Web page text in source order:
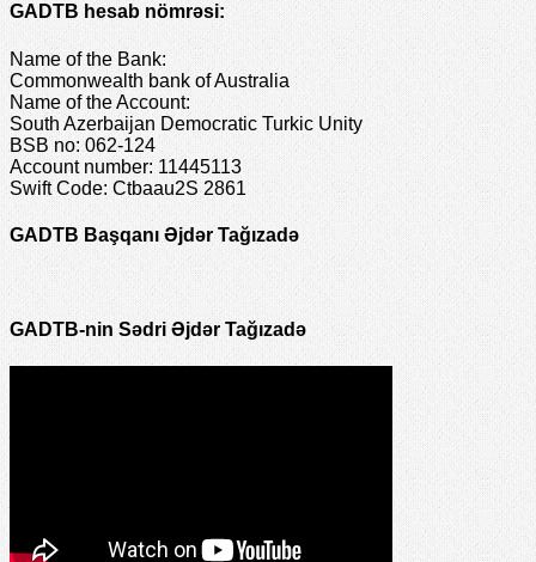
GADTB hesab nömrəsi:
Name of the Bank:
Commonwealth bank of Australia
Name of the Account:
South Azerbaijan Democratic Turkic Unity
BSB no: 062-124
Account number: 11445113
Swift Code: Ctbaau2S 2861
GADTB Başqanı Əjdər Tağızadə
GADTB-nin Sədri Əjdər Tağızadə